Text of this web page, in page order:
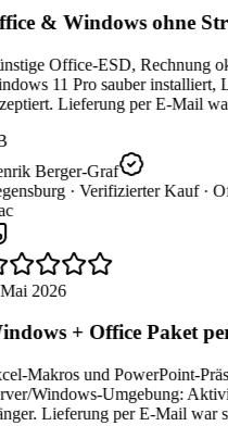
& Windows ohne
Office-ESD, Rechnung
11 Pro sauber installiert,
Lieferung per E-Mail
Berger-Graf
· Verifizierter Kauf ·
2026
+ Office Paket
Makros und PowerPoint-
Windows-Umgebung:
Lieferung per E-Mail war